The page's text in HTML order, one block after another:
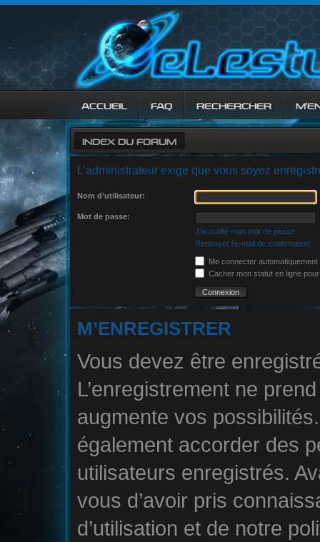
ACCUEIL FAQ RECHERCHER
INDEX DU FORUM
L’administrateur exige que vous soyez
Nom d’utilisateur:
Mot de passe:
J’ai oublié mon mot de passe
Renvoyer l’e-mail de confirmation
Me connecter
Cacher mon statut en ligne
M’ENREGISTRER
Vous devez être
L’enregistrement ne
augmente vos
également accorder des
utilisateurs enregistrés.
vous d’avoir pris
d’utilisation et de notre